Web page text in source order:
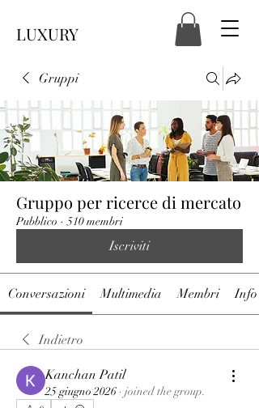
LUXURY
Gruppi
Gruppo per ricerce di mercato
Pubblico · 510 membri
Iscriviti
Conversazioni Multimedia Membri Info
Indietro
Kanchan Patil
25 giugno 2026 · joined the group.